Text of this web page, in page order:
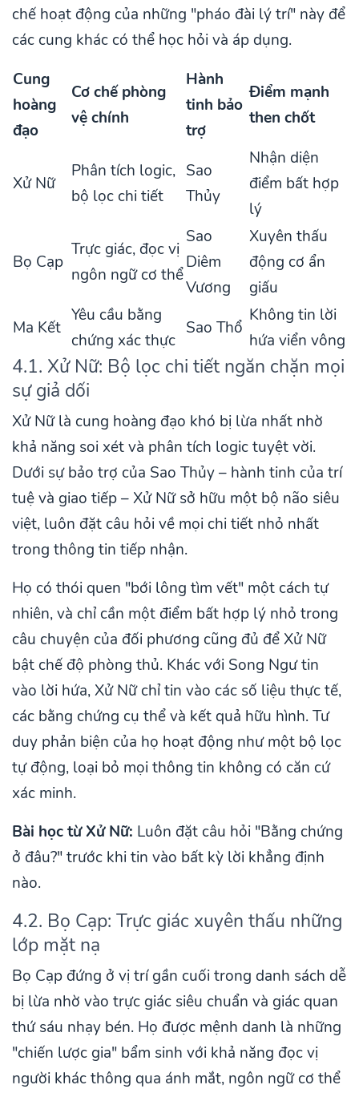
chế hoạt động của những "pháo đài lý trí" này để
các cung khác có thể học hỏi và áp dụng.
Cung
hoàng
đạo
Cơ chế phòng
vệ chính
Hành
tinh bảo
trợ
Điểm mạnh
then chốt
Xử Nữ
Phân tích logic,
bộ lọc chi tiết
Sao
Thủy
Nhận diện
điểm bất hợp
lý
Bọ Cạp
Trực giác, đọc vị
ngôn ngữ cơ thể
Sao
Diêm
Vương
Xuyên thấu
động cơ ẩn
giấu
Ma Kết
Yêu cầu bằng
chứng xác thực
Sao Thổ
Không tin lời
hứa viển vông
4.1. Xử Nữ: Bộ lọc chi tiết ngăn chặn mọi
sự giả dối
Xử Nữ là cung hoàng đạo khó bị lừa nhất nhờ
khả năng soi xét và phân tích logic tuyệt vời.
Dưới sự bảo trợ của Sao Thủy – hành tinh của trí
tuệ và giao tiếp – Xử Nữ sở hữu một bộ não siêu
việt, luôn đặt câu hỏi về mọi chi tiết nhỏ nhất
trong thông tin tiếp nhận.
Họ có thói quen "bới lông tìm vết" một cách tự
nhiên, và chỉ cần một điểm bất hợp lý nhỏ trong
câu chuyện của đối phương cũng đủ để Xử Nữ
bật chế độ phòng thủ. Khác với Song Ngư tin
vào lời hứa, Xử Nữ chỉ tin vào các số liệu thực tế,
các bằng chứng cụ thể và kết quả hữu hình. Tư
duy phản biện của họ hoạt động như một bộ lọc
tự động, loại bỏ mọi thông tin không có căn cứ
xác minh.
Bài học từ Xử Nữ: Luôn đặt câu hỏi "Bằng chứng
ở đâu?" trước khi tin vào bất kỳ lời khẳng định
nào.
4.2. Bọ Cạp: Trực giác xuyên thấu những
lớp mặt nạ
Bọ Cạp đứng ở vị trí gần cuối trong danh sách dễ
bị lừa nhờ vào trực giác siêu chuẩn và giác quan
thứ sáu nhạy bén. Họ được mệnh danh là những
"chiến lược gia" bẩm sinh với khả năng đọc vị
người khác thông qua ánh mắt, ngôn ngữ cơ thể